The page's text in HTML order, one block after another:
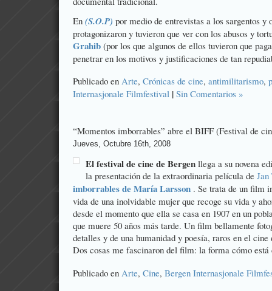
En (S.O.P) por medio de entrevistas a los sargentos y
protagonizaron y tuvieron que ver con los abusos y
Grahib (por los que algunos de ellos tuvieron que
penetrar en los motivos y justificaciones de tan
Publicado en Arte, Crónicas de cine, antimilitarismo,
Internasjonale Filmfestival | Sin Comentarios »
“Momentos imborrables” abre el BIFF (Festival de
Jueves, Octubre 16th, 2008
El festival de cine de Bergen llega a su novena
la presentación de la extraordinaria película de
imborrables de María Larsson . Se trata de un film
vida de una inolvidable mujer que recoge su vida y
desde el momento que ella se casa en 1907 en un
que muere 50 años más tarde. Un film bellamente
detalles y de una humanidad y poesía, raros en el cine
Dos cosas me fascinaron del film: la forma cómo
Publicado en Arte, Cine, Bergen Internasjonale